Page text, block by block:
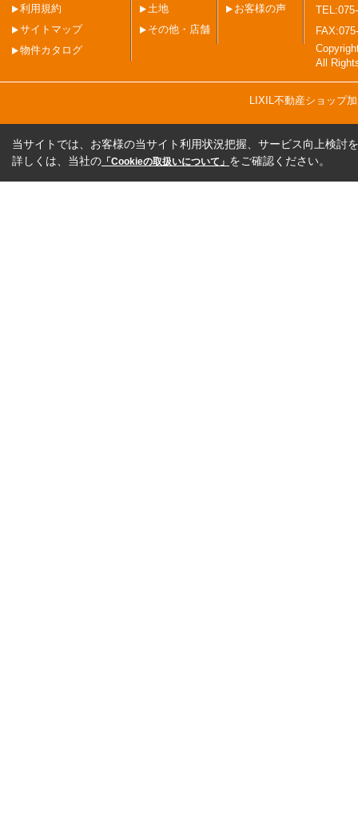
利用規約
サイトマップ
物件カタログ
土地
その他・店舗
お客様の声
All
LIXIL不動産ショップ
当サイトでは、お客様の当サイト利用状況把握、サービス向上検討
詳しくは、当社の 「Cookieの取扱いについて」 をご確認ください。